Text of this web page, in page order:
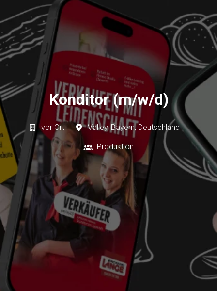
Konditor (m/w/d)
vor Ort Valley, Bayern, Deutschland
Produktion